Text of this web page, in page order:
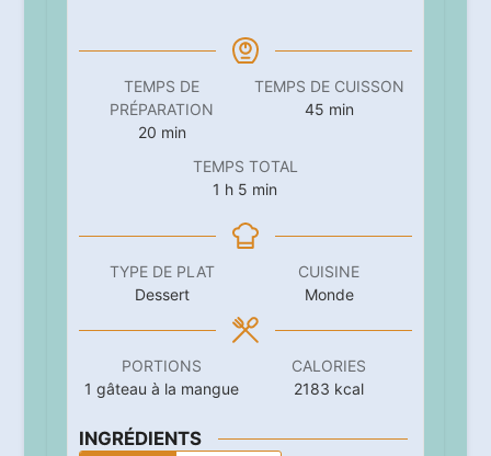
TEMPS DE
PRÉPARATION
20minutes
min
TEMPS DE CUISSON
45minutes
min
TEMPS TOTAL
1 heure
h 5 minutes
min
TYPE DE PLAT
Dessert
CUISINE
Monde
PORTIONS
1 gâteau à la mangue
CALORIES
2183 kcal
INGRÉDIENTS